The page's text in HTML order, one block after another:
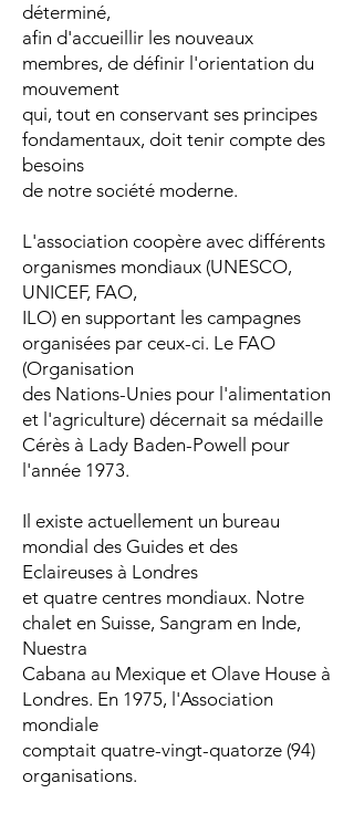
déterminé,
afin d'accueillir les nouveaux
membres, de définir l'orientation du
mouvement
qui, tout en conservant ses principes
fondamentaux, doit tenir compte des
besoins
de notre société moderne.
L'association coopère avec différents
organismes mondiaux (UNESCO,
UNICEF, FAO,
ILO) en supportant les campagnes
organisées par ceux-ci. Le FAO
(Organisation
des Nations-Unies pour l'alimentation
et l'agriculture) décernait sa médaille
Cérès à Lady Baden-Powell pour
l'année 1973.
Il existe actuellement un bureau
mondial des Guides et des
Eclaireuses à Londres
et quatre centres mondiaux. Notre
chalet en Suisse, Sangram en Inde,
Nuestra
Cabana au Mexique et Olave House à
Londres. En 1975, l'Association
mondiale
comptait quatre-vingt-quatorze (94)
organisations.